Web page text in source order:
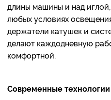
длины машины и над
любых условиях
держатели катушек и
делают каждодневную
комфортной.
Современные технологии